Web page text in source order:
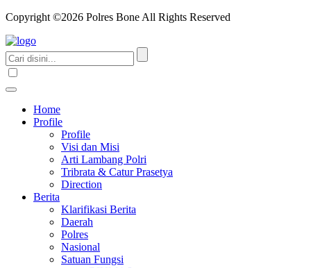
Copyright ©2026 Polres Bone All Rights Reserved
Home
Profile
Profile
Visi dan Misi
Arti Lambang Polri
Tribrata & Catur Prasetya
Direction
Berita
Klarifikasi Berita
Daerah
Polres
Nasional
Satuan Fungsi